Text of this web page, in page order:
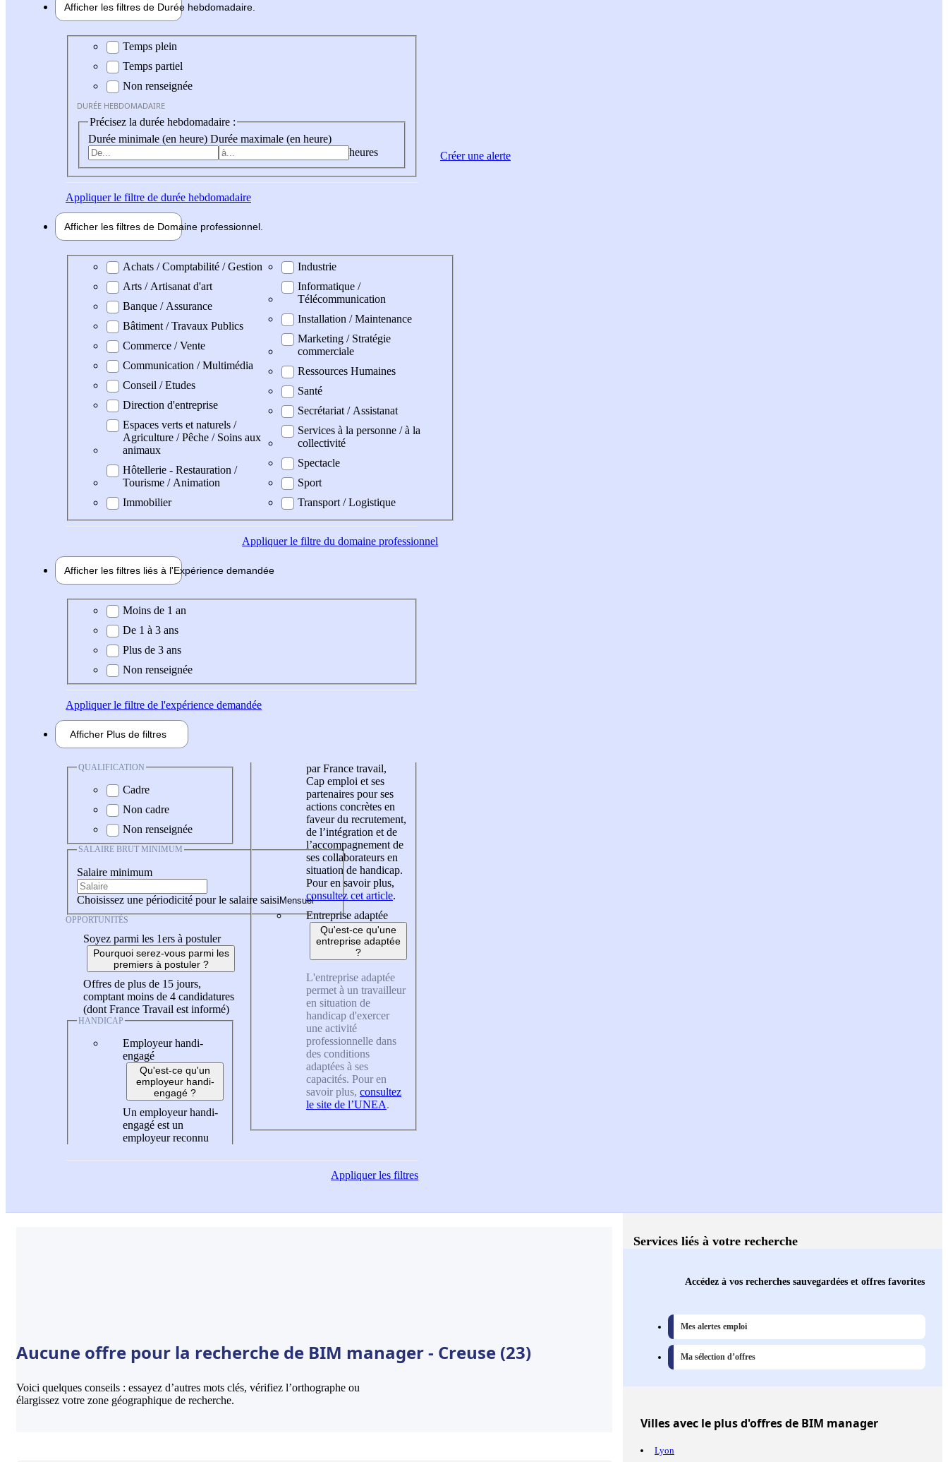
Afficher les filtres de Durée hebdomadaire
Durée hebdomadaire
Temps plein
Temps partiel
Non renseignée
DURÉE HEBDOMADAIRE
Précisez la durée hebdomadaire :
Durée minimale (en heure) Durée maximale (en heure)
heures
Appliquerle filtre de durée hebdomadaire
Afficher les filtres de Domaine professionnel
Domaine professionel
Achats / Comptabilité / Gestion
Arts / Artisanat d'art
Banque / Assurance
Bâtiment / Travaux Publics
Commerce / Vente
Communication / Multimédia
Conseil / Etudes
Direction d'entreprise
Espaces verts et naturels /
Agriculture / Pêche / Soins aux
animaux
Hôtellerie - Restauration /
Tourisme / Animation
Immobilier
Industrie
Informatique /
Télécommunication
Installation / Maintenance
Marketing / Stratégie
commerciale
Ressources Humaines
Santé
Secrétariat / Assistanat
Services à la personne / à la
collectivité
Spectacle
Sport
Transport / Logistique
Appliquerle filtre du domaine professionnel
Afficher les filtres liés à l'Expérience demandée
Expérience demandée
Moins de 1 an
De 1 à 3 ans
Plus de 3 ans
Non renseignée
Appliquerle filtre de l'expérience demandée
Afficher Plus de filtres
QUALIFICATION
Cadre
Non cadre
Non renseignée
SALAIRE BRUT MINIMUM
Salaire minimum
Choisissez une périodicité pour le salaire saisi
OPPORTUNITÉS
Soyez parmi les 1ers à postuler
Pourquoi serez-vous parmi les
premiers à postuler ?
Offres de plus de 15 jours,
comptant moins de 4 candidatures
(dont France Travail est informé)
HANDICAP
Employeur handi-
engagé
Qu'est-ce qu'un
employeur handi-
engagé ?
Un employeur handi-
engagé est un
employeur reconnu
par France travail,
Cap emploi et ses
partenaires pour ses
actions concrètes en
faveur du recrutement,
de l’intégration et de
l’accompagnement de
ses collaborateurs en
situation de handicap.
Pour en savoir plus,
consultez cet article.
Entreprise adaptée
Qu'est-ce qu'une
entreprise adaptée
?
L'entreprise adaptée
permet à un travailleur
en situation de
handicap d'exercer
une activité
professionnelle dans
des conditions
adaptées à ses
capacités. Pour en
savoir plus, consultez
le site de l’UNEA.
Appliquerles filtres
Créer une alerte
Aucune offre pour la recherche de BIM manager - Creuse (23)
Voici quelques conseils : essayez d’autres mots clés, vérifiez l’orthographe ou
élargissez votre zone géographique de recherche.
Services liés à votre recherche
Accédez à vos recherches sauvegardées et offres favorites
Mes alertes emploi
Ma sélection d’offres
Villesavec le plus d'offres de BIM manager
Lyon